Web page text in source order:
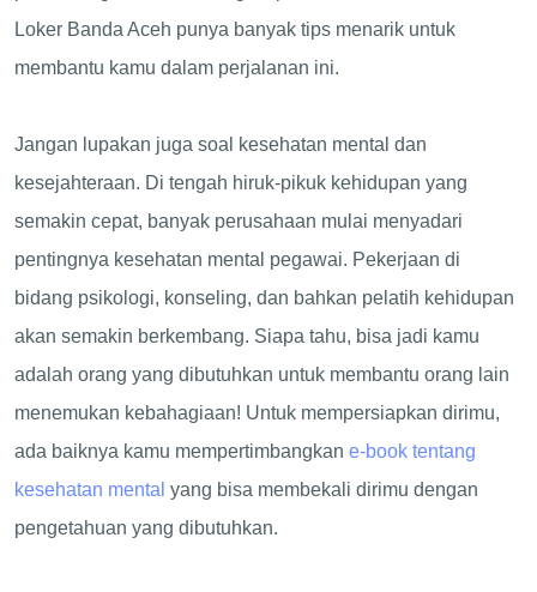
Loker Banda Aceh punya banyak tips menarik untuk
membantu kamu dalam perjalanan ini.
Jangan lupakan juga soal kesehatan mental dan
kesejahteraan. Di tengah hiruk-pikuk kehidupan yang
semakin cepat, banyak perusahaan mulai menyadari
pentingnya kesehatan mental pegawai. Pekerjaan di
bidang psikologi, konseling, dan bahkan pelatih kehidupan
akan semakin berkembang. Siapa tahu, bisa jadi kamu
adalah orang yang dibutuhkan untuk membantu orang lain
menemukan kebahagiaan! Untuk mempersiapkan dirimu,
ada baiknya kamu mempertimbangkan e-book tentang
kesehatan mental yang bisa membekali dirimu dengan
pengetahuan yang dibutuhkan.